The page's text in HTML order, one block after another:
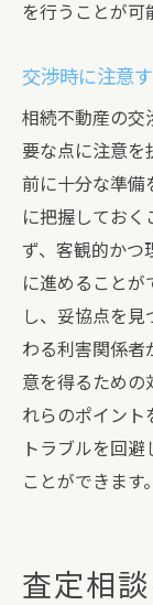
を行うことが可
交渉時に注意
相続不動産の交
要な点に注意を
前に十分な準備
に把握しておく
ず、客観的かつ
に進めることが
し、妥協点を見
わる利害関係者
意を得るための
れらのポイント
トラブルを回
ことができます。
査定相